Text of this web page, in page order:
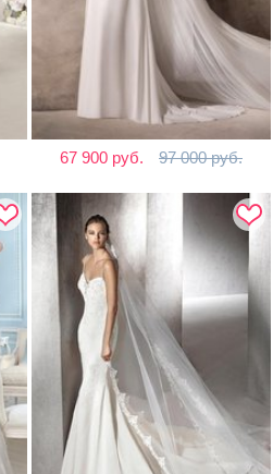
67 900 руб. 97 000 руб.